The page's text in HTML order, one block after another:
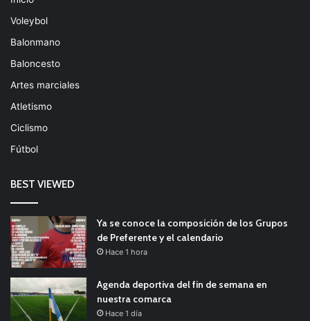
Voleybol
Balonmano
Baloncesto
Artes marciales
Atletismo
Ciclismo
Fútbol
BEST VIEWED
Ya se conoce la composición de los Grupos
de Preferente y el calendario
Hace 1 hora
Agenda deportiva del fin de semana en
nuestra comarca
Hace 1 día